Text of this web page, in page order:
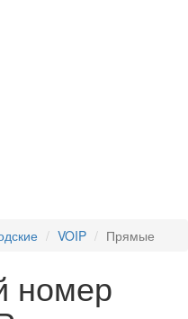
VOIP Прямые
номер